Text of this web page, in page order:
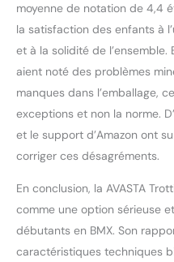
moyenne de notation de 4,4
la satisfaction des enfants à
et à la solidité de
aient noté des problèmes
manques dans l’emballage,
exceptions et non la norme.
et le support d’Amazon ont
corriger ces désagréments.
En conclusion, la AVASTA
comme une option sérieuse
débutants en BMX. Son
caractéristiques techniques